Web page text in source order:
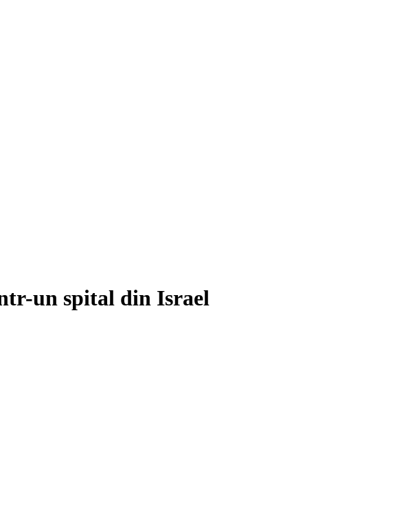
un spital din Israel